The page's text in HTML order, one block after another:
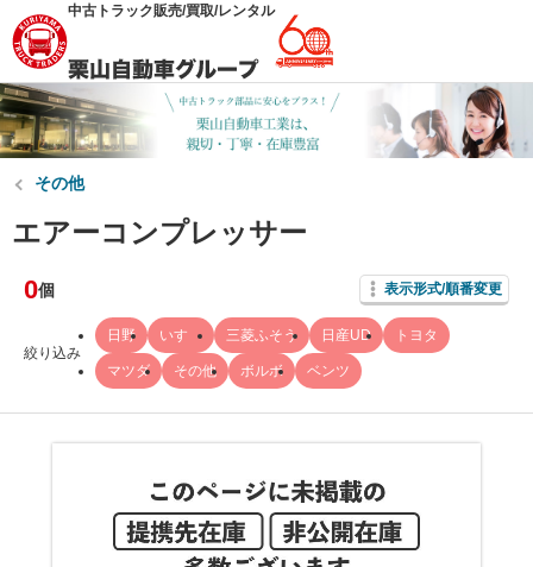
中古トラック販売/買取/レンタル
その他
エアーコンプレッサー
0個 表示形式/順番変更
絞り込み
日野 いすゞ 三菱ふそう 日産UD トヨタ
マツダ その他 ボルボ ベンツ